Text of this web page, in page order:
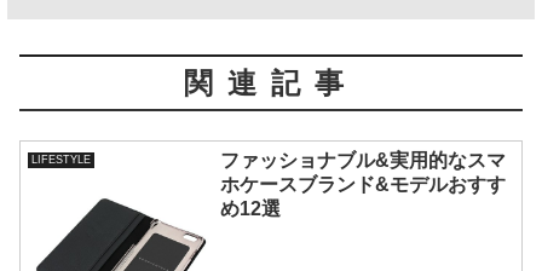
関連記事
LIFESTYLE
ファッショナブル&実用的なスマ
ホケースブランド&モデルおすす
め12選